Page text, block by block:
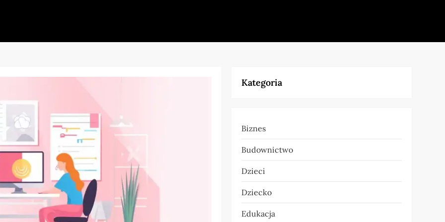
Kategoria
Biznes
Budownictwo
Dzieci
Dziecko
Edukacja